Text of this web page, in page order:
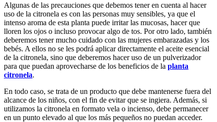
Algunas de las precauciones que debemos tener en cuenta al hacer
uso de la citronela es con las personas muy sensibles, ya que el
intenso aroma de esta planta puede irritar las mucosas, hacer que
lloren los ojos o incluso provocar algo de tos. Por otro lado, también
deberemos tener mucho cuidado con las mujeres embarazadas y los
bebés. A ellos no se les podrá aplicar directamente el aceite esencial
de la citronela, sino que deberemos hacer uso de un pulverizador
para que puedan aprovecharse de los beneficios de la planta
citronela.
En todo caso, se trata de un producto que debe mantenerse fuera del
alcance de los niños, con el fin de evitar que se ingiera. Además, si
utilizamos la citronela en formato vela o incienso, debe permanecer
en un punto elevado al que los más pequeños no puedan acceder.